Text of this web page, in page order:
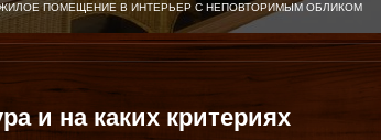
ПОМЕЩЕНИЕ В ИНТЕРЬЕР С НЕПОВТОРИМЫМ ОБЛИКОМ
и на каких критериях